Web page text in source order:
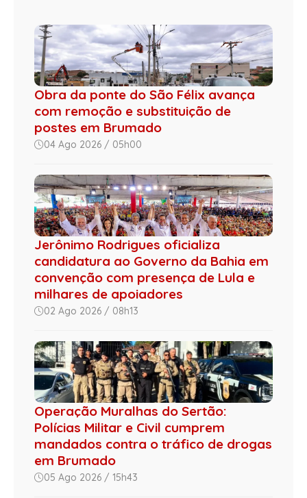
Obra da ponte do São Félix avança
com remoção e substituição de
postes em Brumado
04 Ago 2026 / 05h00
Jerônimo Rodrigues oficializa
candidatura ao Governo da Bahia em
convenção com presença de Lula e
milhares de apoiadores
02 Ago 2026 / 08h13
Operação Muralhas do Sertão:
Polícias Militar e Civil cumprem
mandados contra o tráfico de drogas
em Brumado
05 Ago 2026 / 15h43